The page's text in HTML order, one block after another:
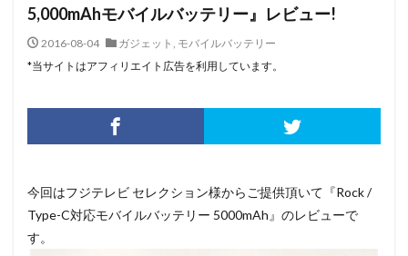
5,000mAhモバイルバッテリー』レビュー!
2016-08-04 ガジェット , モバイルバッテリー
*当サイトはアフィリエイト広告を利用しています。
今回はフジテレビ セレクション様からご提供頂いて『Rock /
Type-C対応モバイルバッテリー 5000mAh』のレビューで
す。